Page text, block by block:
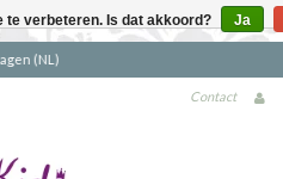
boven €90 (NL)
Contact
te verbeteren. Is dat akkoord? Ja